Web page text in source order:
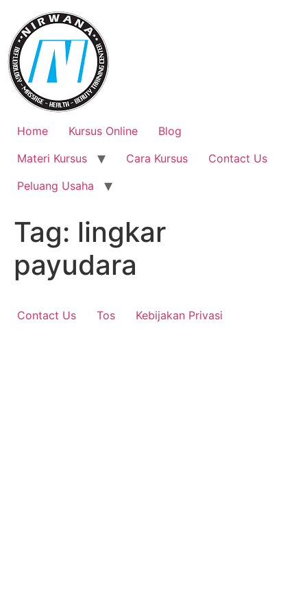
content
Home Kursus Online
Blog
Materi Kursus
Cara Kursus
Contact Us
Peluang Usaha
Tag: lingkar
payudara
Contact Us Tos Kebijakan Privasi